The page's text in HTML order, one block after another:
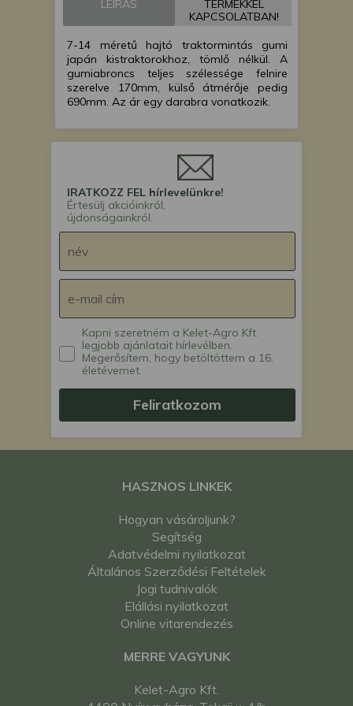
japán kistraktor
kistraktor
Iseki TA247F japán
kistraktor
Iseki TA262F japán
kistraktor
Iseki TF26 japán
kistraktor
Iseki TK25 japán
kistraktor
Iseki TU220F japán
kistraktor
Iseki TU237F japán
Iseki TX1000 japán
Iseki TX1000F japán
Kubota A-13 japán
kistraktor
Kubota A-30 japán
kistraktor
Kubota B-10D japán
kistraktor
Kubota B1200 japán
Kubota B1200DT
Kubota B5000 japán
LEÍRÁS
TERMÉKKEL
KAPCSOLATBAN!
7-14 méretű hajtó traktormintás gumi
japán kistraktorokhoz, tömlő nélkül. A
gumiabroncs teljes szélessége felnire
szerelve 170mm, külső átmérője pedig
690mm. Az ár egy darabra vonatkozik.
IRATKOZZ FEL hírlevelünkre!
Értesülj akcióinkról,
újdonságainkról.
Kapni szeretném a Kelet-Agro Kft.
legjobb ajánlatait hírlevélben.
Megerősítem, hogy betöltöttem a 16.
életévemet.
Feliratkozom
HASZNOS LINKEK
Hogyan vásároljunk?
Segítség
Adatvédelmi nyilatkozat
Általános Szerződési Feltételek
Jogi tudnivalók
Elállási nyilatkozat
Online vitarendezés
MERRE VAGYUNK
Kelet-Agro Kft.